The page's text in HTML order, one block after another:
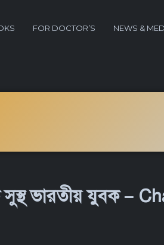
FOR DOCTOR’S NEWS &
সুস্থ ভারতীয় যুবক –